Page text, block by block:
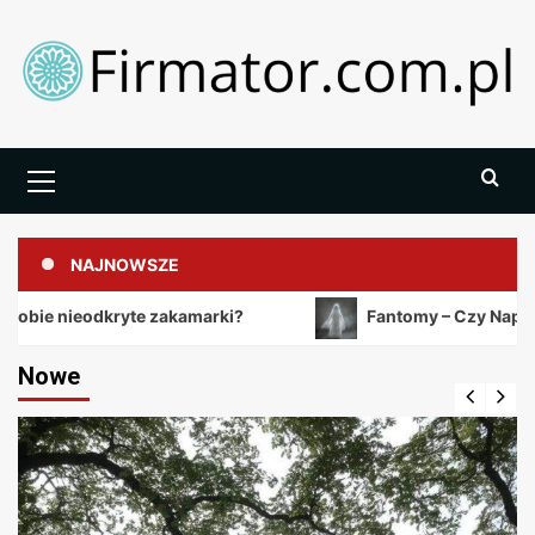
content
Menu
NAJNOWSZE
zakamarki? Fantomy – Czy Naprawdę
Nowe